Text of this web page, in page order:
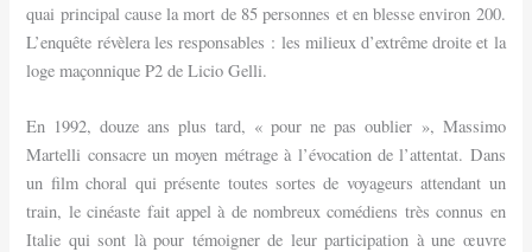
quai principal cause la mort de 85 personnes et en blesse environ 200.
L’enquête révèlera les responsables : les milieux d’extrême droite et la
loge maçonnique P2 de Licio Gelli.
En 1992, douze ans plus tard, « pour ne pas oublier », Massimo
Martelli consacre un moyen métrage à l’évocation de l’attentat. Dans
un film choral qui présente toutes sortes de voyageurs attendant un
train, le cinéaste fait appel à de nombreux comédiens très connus en
Italie qui sont là pour témoigner de leur participation à une œuvre